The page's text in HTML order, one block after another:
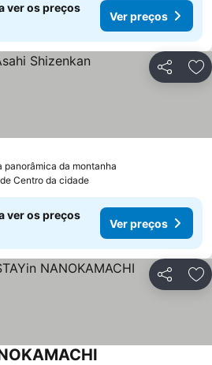
ver os preços
Ver preços
Partilhar
panorâmica da montanha
Centro da cidade
ver os preços
Ver preços
Partilhar